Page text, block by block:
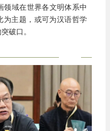
领域在世界各文明体系中
为主题，或可为汉语哲学
破口。